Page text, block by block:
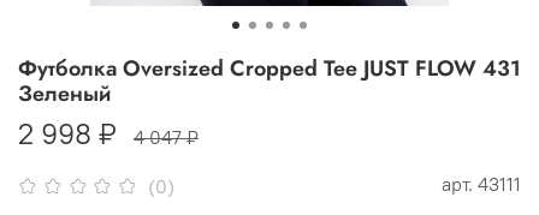
(0) арт. 43111
Футболка Oversized Cropped Tee JUST FLOW 431
Зеленый
2 998 ₽ 4 047 ₽